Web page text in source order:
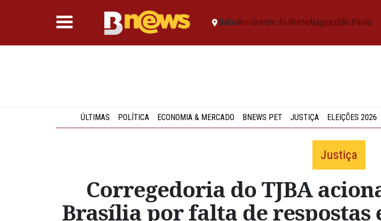
BahiaRio Grande do NorteAlagoasSão Paulo
ÚLTIMAS POLÍTICA ECONOMIA & MERCADO BNEWS PET JUSTIÇA ELEIÇÕES 2026
Justiça
Corregedoria do TJBA
Brasília por falta de respostas